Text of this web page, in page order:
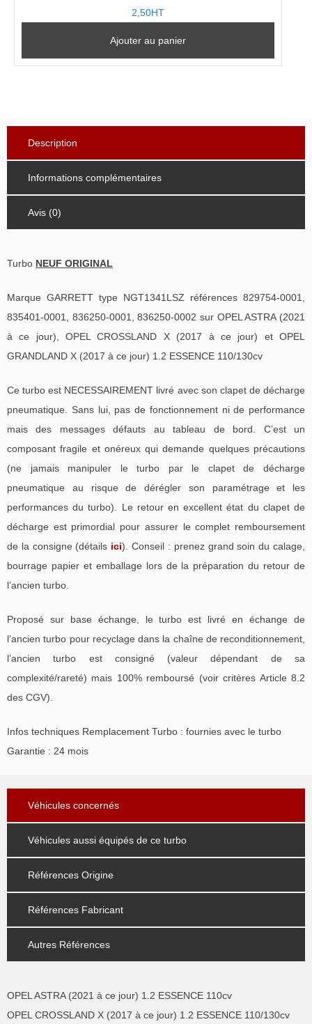
2,50HT
Ajouter au panier
Description
Informations complémentaires
Avis (0)
Turbo NEUF ORIGINAL
Marque GARRETT type NGT1341LSZ références 829754-0001,
835401-0001, 836250-0001, 836250-0002 sur OPEL ASTRA (2021
à ce jour), OPEL CROSSLAND X (2017 à ce jour) et OPEL
GRANDLAND X (2017 à ce jour) 1.2 ESSENCE 110/130cv
Ce turbo est NECESSAIREMENT livré avec son clapet de décharge
pneumatique. Sans lui, pas de fonctionnement ni de performance
mais des messages défauts au tableau de bord. C’est un
composant fragile et onéreux qui demande quelques précautions
(ne jamais manipuler le turbo par le clapet de décharge
pneumatique au risque de dérégler son paramétrage et les
performances du turbo). Le retour en excellent état du clapet de
décharge est primordial pour assurer le complet remboursement
de la consigne (détails ici). Conseil : prenez grand soin du calage,
bourrage papier et emballage lors de la préparation du retour de
l’ancien turbo.
Proposé sur base échange, le turbo est livré en échange de
l’ancien turbo pour recyclage dans la chaîne de reconditionnement,
l’ancien turbo est consigné (valeur dépendant de sa
complexité/rareté) mais 100% remboursé (voir critères Article 8.2
des CGV).
Infos techniques Remplacement Turbo : fournies avec le turbo
Garantie : 24 mois
Véhicules concernés
Véhicules aussi équipés de ce turbo
Références Origine
Références Fabricant
Autres Références
OPEL ASTRA (2021 à ce jour) 1.2 ESSENCE 110cv
OPEL CROSSLAND X (2017 à ce jour) 1.2 ESSENCE 110/130cv